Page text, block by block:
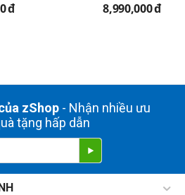
đ 8,990,000đ
zShop- Nhận nhiều ưu
tặng hấp dẫn